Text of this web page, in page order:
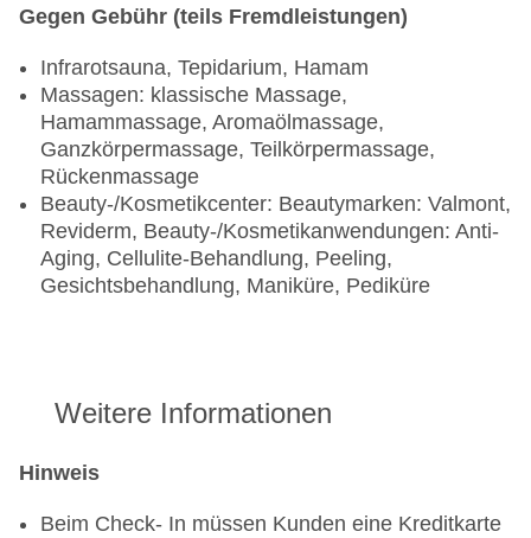
Gegen Gebühr (teils Fremdleistungen)
Infrarotsauna, Tepidarium, Hamam
Massagen: klassische Massage,
Hamammassage, Aromaölmassage,
Ganzkörpermassage, Teilkörpermassage,
Rückenmassage
Beauty-/Kosmetikcenter: Beautymarken: Valmont,
Reviderm, Beauty-/Kosmetikanwendungen: Anti-
Aging, Cellulite-Behandlung, Peeling,
Gesichtsbehandlung, Maniküre, Pediküre
Weitere Informationen
Hinweis
Beim Check- In müssen Kunden eine Kreditkarte